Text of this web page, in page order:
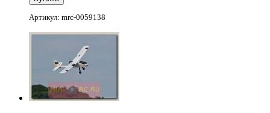
Артикул: mrc-0059138